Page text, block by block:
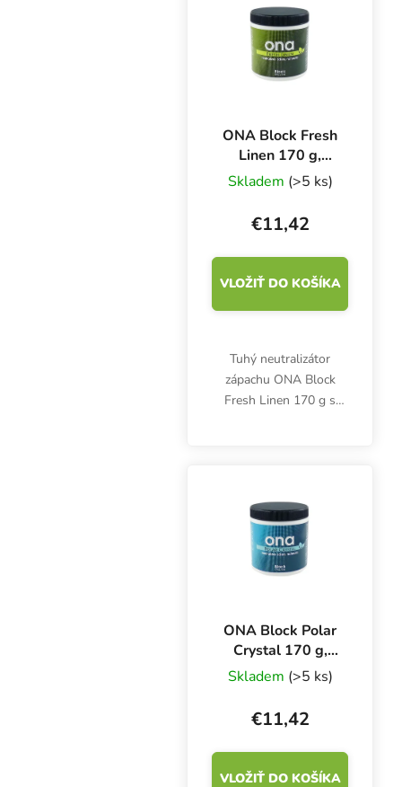
ONA Block Fresh
Linen 170 g,
neutralizátor
zápachu
Skladem (>5 ks)
€11,42
VLOŽIŤ DO KOŠÍKA
Tuhý neutralizátor
zápachu ONA Block
Fresh Linen 170 g s
ONA Block Polar
Crystal 170 g,
neutralizátor
zápachu
Skladem (>5 ks)
€11,42
VLOŽIŤ DO KOŠÍKA